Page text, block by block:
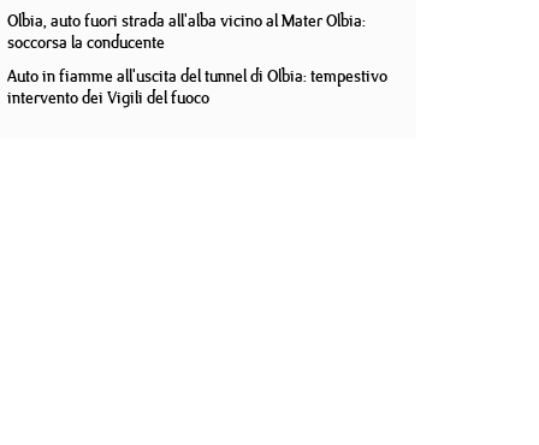
Olbia, auto fuori strada all'alba vicino al Mater Olbia:
soccorsa la conducente
Auto in fiamme all'uscita del tunnel di Olbia: tempestivo
intervento dei Vigili del fuoco